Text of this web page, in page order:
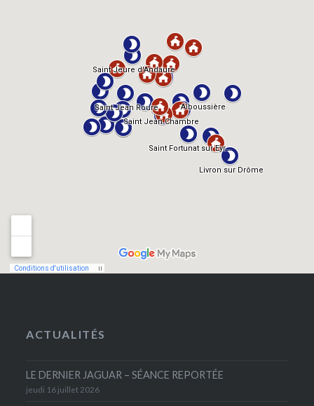
ACTUALITÉS
LE DERNIER JAGUAR – SÉANCE REPORTÉE
jeudi 16 juillet 2026